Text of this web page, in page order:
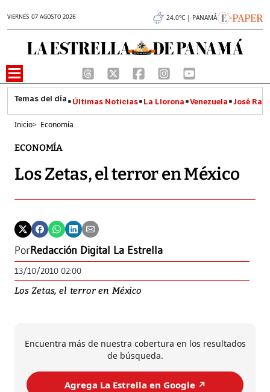
VIERNES 07 AGOSTO 2026 24.0°C | PANAMÁ
Últimas Noticias La Llorona Venezuela José
Inicio> Economía
ECONOMÍA
Los Zetas, el terror en México
PorRedacción Digital La Estrella
13/10/2010 02:00
Los Zetas, el terror en México
Encuentra más de nuestra cobertura en los resultados
de búsqueda.
Agrega La Estrella en Google ↗️